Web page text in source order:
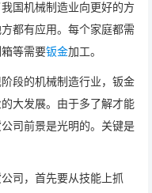
国机械制造业向更好的方
都有应用。每个家庭都需
等需要钣金加工。
段的机械制造行业，钣金
大发展。由于多了解才能
司前景是光明的。关键是
司，首先要从技能上抓